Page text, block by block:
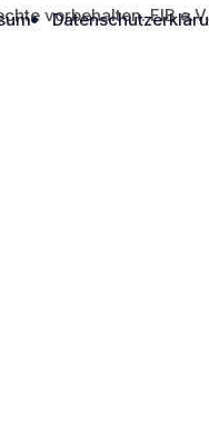
vorbehalten. FIB